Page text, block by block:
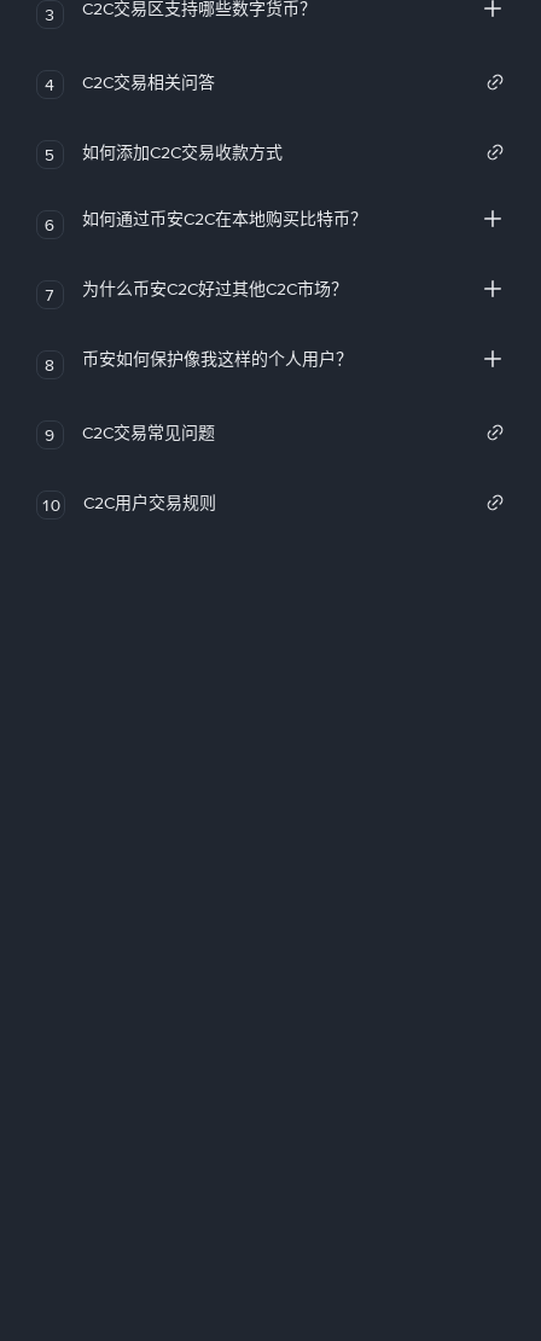
3 C2C交易区支持哪些数字货币？
4 C2C交易相关问答
5 如何添加C2C交易收款方式
6 如何通过币安C2C在本地购买比特币？
7 为什么币安C2C好过其他C2C市场？
8 币安如何保护像我这样的个人用户？
9 C2C交易常见问题
10 C2C用户交易规则